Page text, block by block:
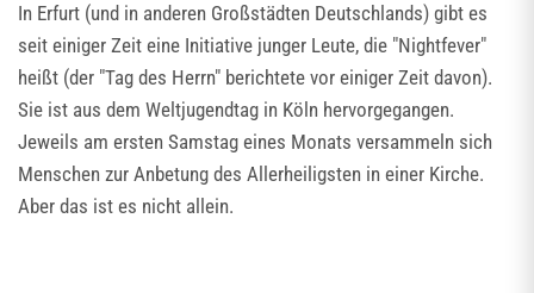
In Erfurt (und in anderen Großstädten Deutschlands) gibt es
seit einiger Zeit eine Initiative junger Leute, die "Nightfever"
heißt (der "Tag des Herrn" berichtete vor einiger Zeit davon).
Sie ist aus dem Weltjugendtag in Köln hervorgegangen.
Jeweils am ersten Samstag eines Monats versammeln sich
Menschen zur Anbetung des Allerheiligsten in einer Kirche.
Aber das ist es nicht allein.